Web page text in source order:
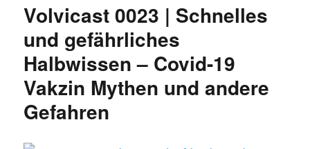
Volvicast 0023 | Schnelles
und gefährliches
Halbwissen – Covid-19
Vakzin Mythen und andere
Gefahren